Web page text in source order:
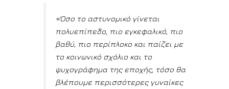
«Όσο το αστυνομικό γίνεται
πολυεπίπεδο, πιο εγκεφαλικό, πιο
βαθύ, πιο περίπλοκο και παίζει με
το κοινωνικό σχόλιο και το
ψυχογράφημα της εποχής, τόσο θα
βλέπουμε περισσότερες γυναίκες